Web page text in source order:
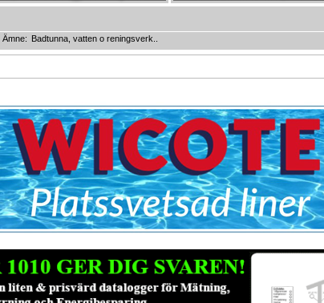
Ämne: Badtunna, vatten o reningsverk..